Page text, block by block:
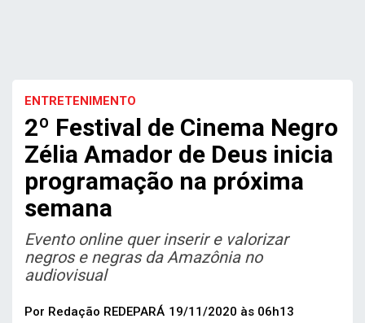
ENTRETENIMENTO
2º Festival de Cinema Negro
Zélia Amador de Deus inicia
programação na próxima
semana
Evento online quer inserir e valorizar
negros e negras da Amazônia no
audiovisual
Por Redação REDEPARÁ 19/11/2020 às 06h13